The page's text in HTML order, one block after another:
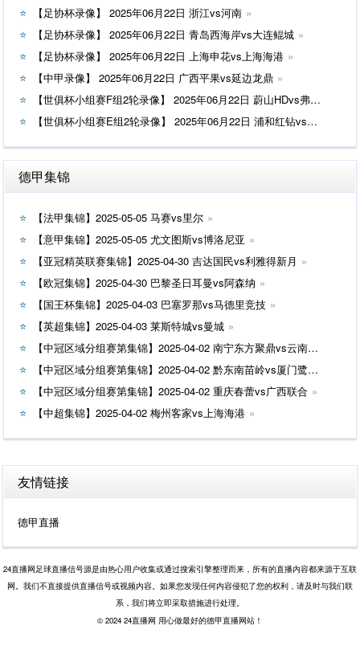
【足协杯录像】 2025年06月22日 浙江vs河南
【足协杯录像】 2025年06月22日 青岛西海岸vs大连鲲城
【足协杯录像】 2025年06月22日 上海申花vs上海海港
【中甲录像】 2025年06月22日 广西平果vs延边龙鼎
【世俱杯小组赛F组2轮录像】 2025年06月22日 蔚山HDvs弗鲁米嫩塞
【世俱杯小组赛E组2轮录像】 2025年06月22日 浦和红钻vs国际米兰
德甲集锦
【法甲集锦】2025-05-05 马赛vs里尔
【意甲集锦】2025-05-05 尤文图斯vs博洛尼亚
【亚冠精英联赛集锦】2025-04-30 吉达国民vs利雅得新月
【欧冠集锦】2025-04-30 巴黎圣日耳曼vs阿森纳
【国王杯集锦】2025-04-03 巴塞罗那vs马德里竞技
【英超集锦】2025-04-03 莱斯特城vs曼城
【中冠区域分组赛第集锦】2025-04-02 南宁东方聚鼎vs云南爨合
【中冠区域分组赛第集锦】2025-04-02 黔东南苗岭vs厦门鹭建天成
【中冠区域分组赛第集锦】2025-04-02 重庆春蕾vs广西联合
【中超集锦】2025-04-02 梅州客家vs上海海港
友情链接
德甲直播
24直播网足球直播信号源是由热心用户收集或通过搜索引擎整理而来，所有的直播内容都来源于互联
网。我们不直接提供直播信号或视频内容。如果您发现任何内容侵犯了您的权利，请及时与我们联
系，我们将立即采取措施进行处理。
© 2024 24直播网 用心做最好的德甲直播网站！